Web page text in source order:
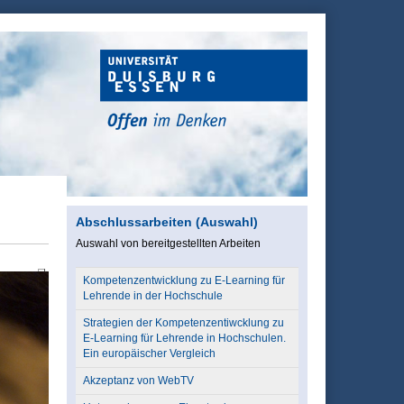
Abschlussarbeiten (Auswahl)
Auswahl von bereitgestellten Arbeiten
Kompetenzentwicklung zu E-Learning für
Lehrende in der Hochschule
Strategien der Kompetenzentiwcklung zu
E-Learning für Lehrende in Hochschulen.
Ein europäischer Vergleich
Akzeptanz von WebTV